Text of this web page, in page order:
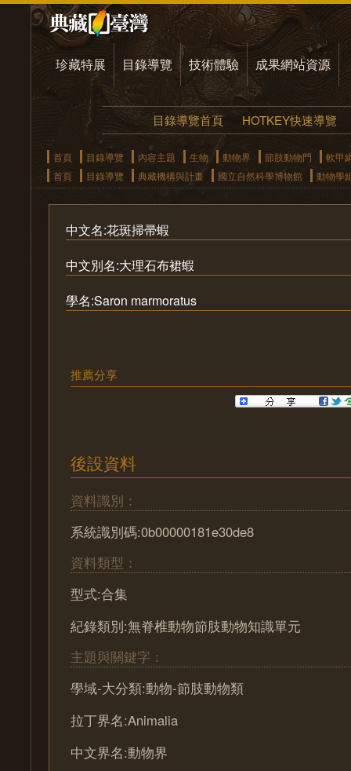
珍藏特展 目錄導覽 技術體驗 成果網站資源
目錄導覽首頁 HOTKEY快速導覽
首頁 目錄導覽 內容主題 生物 動物界 節肢動物門
軟甲
首頁
目錄導覽 典藏機構與計畫 國立自然科學博物館 動物學
中文名:花斑掃帚蝦
中文別名:大理石布裙蝦
學名:Saron marmoratus
推薦分享
後設資料
資料識別：
系統識別碼:0b00000181e30de8
資料類型：
型式:合集
紀錄類別:無脊椎動物節肢動物知識單元
主題與關鍵字：
學域-大分類:動物-節肢動物類
拉丁界名:Animalia
中文界名:動物界